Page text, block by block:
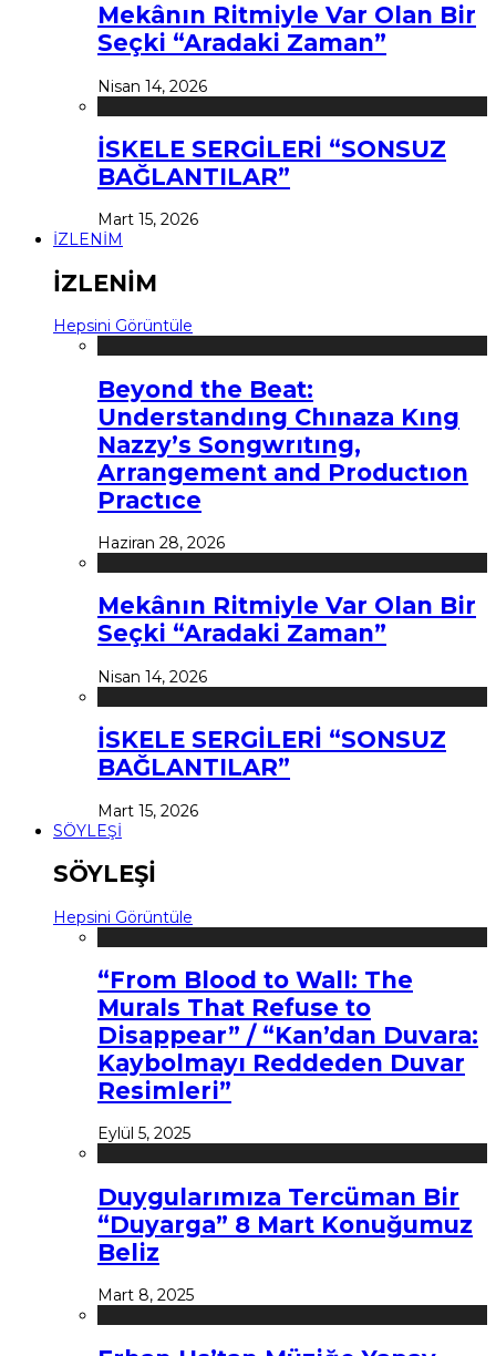
Mekânın Ritmiyle Var Olan Bir
Seçki “Aradaki Zaman”
Nisan 14, 2026
İSKELE SERGİLERİ “SONSUZ
BAĞLANTILAR”
Mart 15, 2026
İZLENİM
İZLENİM
Hepsini Görüntüle
Beyond the Beat:
Understandıng Chınaza Kıng
Nazzy’s Songwrıtıng,
Arrangement and Productıon
Practıce
Haziran 28, 2026
Mekânın Ritmiyle Var Olan Bir
Seçki “Aradaki Zaman”
Nisan 14, 2026
İSKELE SERGİLERİ “SONSUZ
BAĞLANTILAR”
Mart 15, 2026
SÖYLEŞİ
SÖYLEŞİ
Hepsini Görüntüle
“From Blood to Wall: The
Murals That Refuse to
Disappear” / “Kan’dan Duvara:
Kaybolmayı Reddeden Duvar
Resimleri”
Eylül 5, 2025
Duygularımıza Tercüman Bir
“Duyarga” 8 Mart Konuğumuz
Beliz
Mart 8, 2025